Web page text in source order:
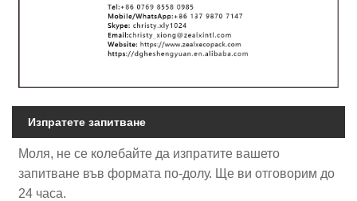
Изпратете запитване
Моля, не се колебайте да изпратите вашето
запитване във формата по-долу. Ще ви отговорим до
24 часа.